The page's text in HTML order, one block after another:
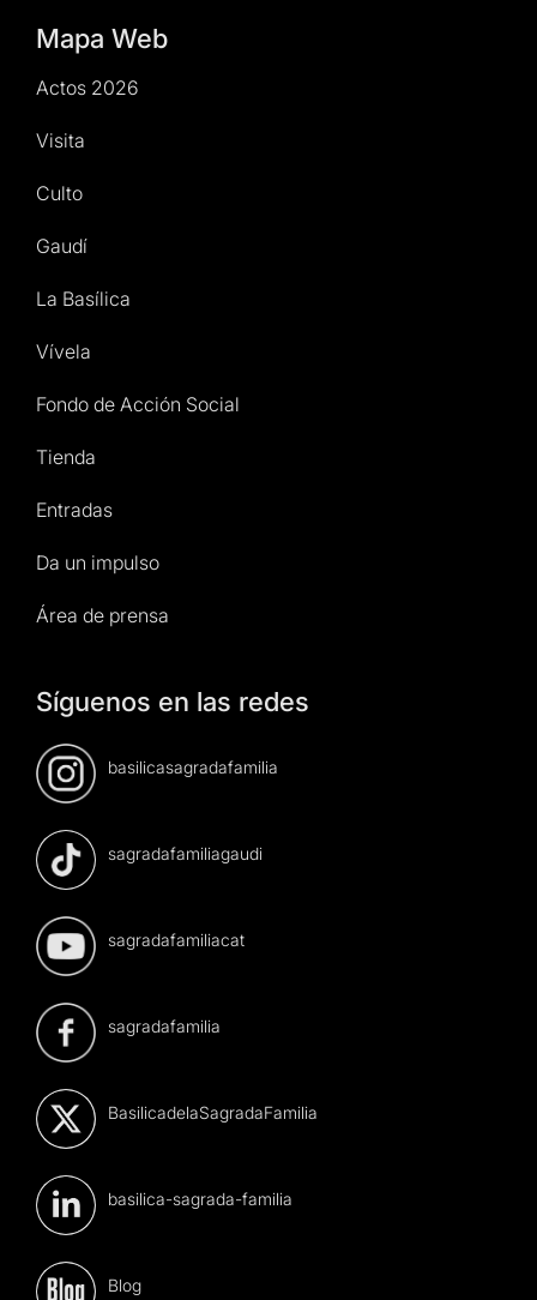
Mapa Web
Actos 2026
Visita
Culto
Gaudí
La Basílica
Vívela
Fondo de Acción Social
Tienda
Entradas
Da un impulso
Área de prensa
Síguenos en las redes
basilicasagradafamilia
sagradafamiliagaudi
sagradafamiliacat
sagradafamilia
BasilicadelaSagradaFamilia
basilica-sagrada-familia
Blog